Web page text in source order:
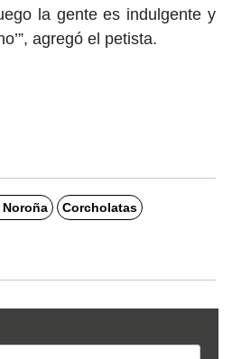
la gente es indulgente y
agregó el petista.
Corcholatas